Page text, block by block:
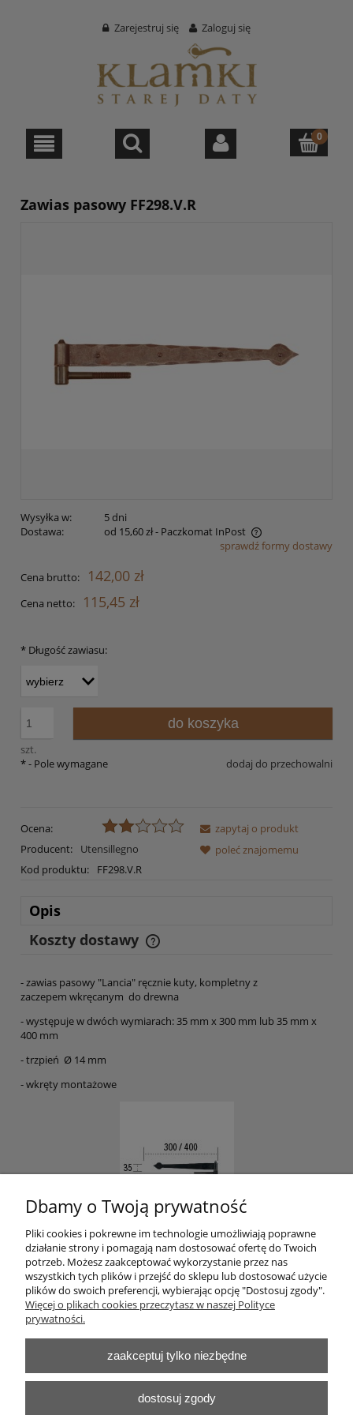
Zarejestruj się Zaloguj się
Zawias pasowy FF298.V.R
Wysyłka w:
5 dni
Dostawa:
od 15,60 zł- Paczkomat InPost
Cena nie zawiera ewentualnych kosztów płatnościsprawdź formy dostawy
Cena brutto: 142,00 zł
Cena netto: 115,45 zł
* Długość zawiasu:
szt.
do koszyka
dodaj do przechowalni
*- Pole wymagane
Ocena:
Producent:
Utensillegno
Kod produktu:
FF298.V.R
zapytaj o produkt
poleć znajomemu
Opis
Koszty dostawy
Cena nie zawiera ewentualnych kosztów płatności
- zawias pasowy "Lancia" ręcznie kuty, kompletny z
zaczepem wkręcanym do drewna
- występuje w dwóch wymiarach: 35 mm x 300 mm lub 35 mm x
400 mm
- trzpień Ø 14 mm
- wkręty montażowe
Pomoc
Moje konto
Płatności i dostawa
Dbamy o Twoją prywatność
Pliki cookies i pokrewne im technologie umożliwiają poprawne
działanie strony i pomagają nam dostosować ofertę do Twoich
potrzeb. Możesz zaakceptować wykorzystanie przez nas
wszystkich tych plików i przejść do sklepu lub dostosować użycie
plików do swoich preferencji, wybierając opcję "Dostosuj zgody".
Więcej o plikach cookies przeczytasz w naszej Polityce
prywatności.
zaakceptuj tylko niezbędne
dostosuj zgody